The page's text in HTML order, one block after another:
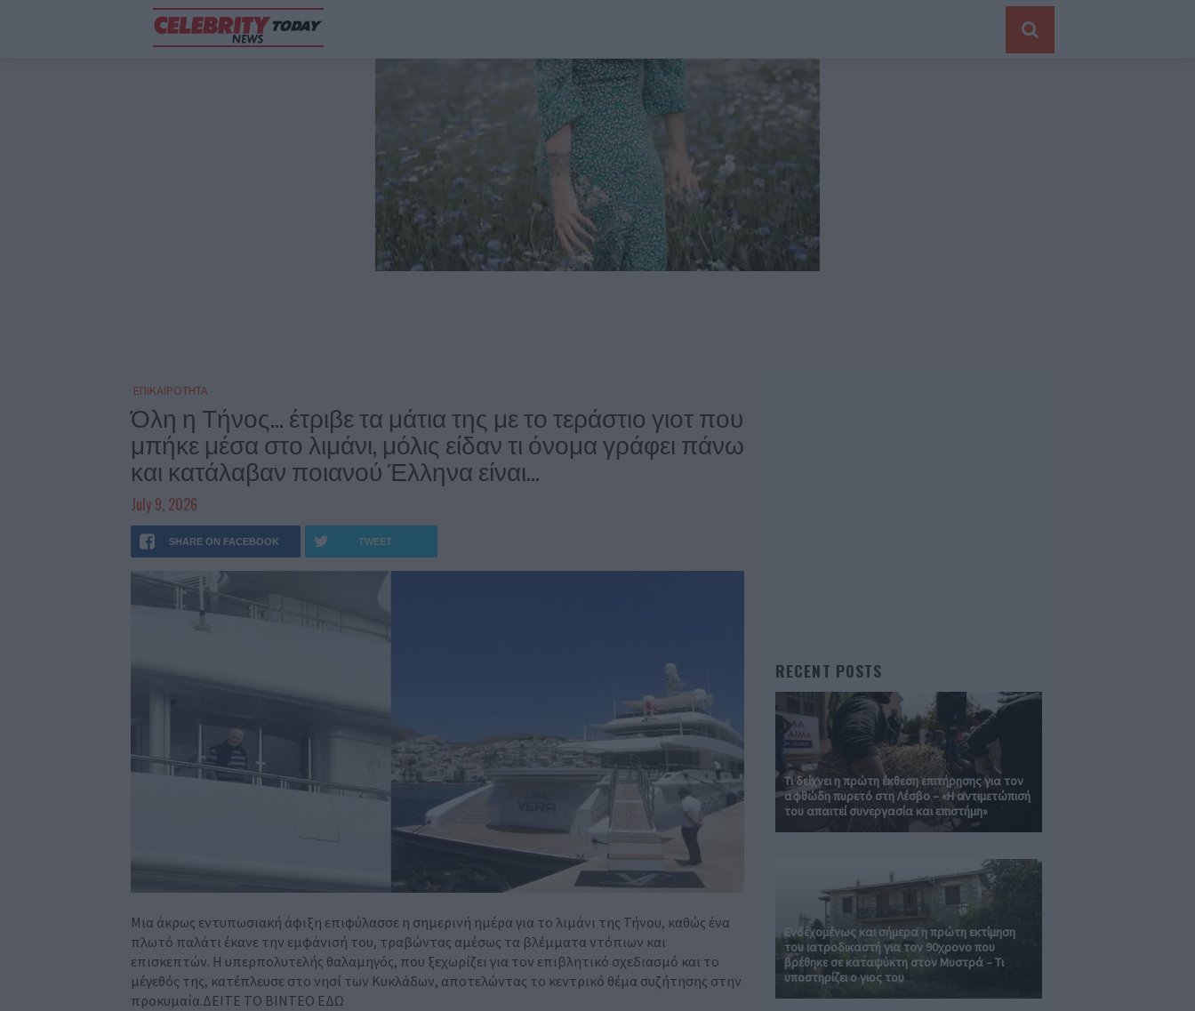
ΕΠΙΚΑΙΡΟΤΗΤΑ
Όλη η Τήνος… έτριβε τα μάτια της με το τεράστιο γιοτ που
μπήκε μέσα στο λιμάνι, μόλις είδαν τι όνομα γράφει πάνω
και κατάλαβαν ποιανού Έλληνα είναι…
July 9, 2026
SHARE ON FACEBOOK TWEET
Μια άκρως εντυπωσιακή άφιξη επιφύλασσε η σημερινή ημέρα για το λιμάνι της Τήνου, καθώς ένα
πλωτό παλάτι έκανε την εμφάνισή του, τραβώντας αμέσως τα βλέμματα ντόπιων και
επισκεπτών. Η υπερπολυτελής θαλαμηγός, που ξεχωρίζει για τον επιβλητικό σχεδιασμό και το
μέγεθός της, κατέπλευσε στο νησί των Κυκλάδων, αποτελώντας το κεντρικό θέμα συζήτησης στην
προκυμαία.ΔΕΙΤΕ ΤΟ ΒΙΝΤΕΟ ΕΔΩ
RECENT POSTS
Τι δείχνει η πρώτη έκθεση επιτήρησης για τον
αφθώδη πυρετό στη Λέσβο – «Η αντιμετώπισή
του απαιτεί συνεργασία και επιστήμη»
Ενδεχομένως και σήμερα η πρώτη εκτίμηση
του ιατροδικαστή για τον 90χρονο που
βρέθηκε σε καταψύκτη στον Μυστρά – Τι
υποστηρίζει ο γιος του